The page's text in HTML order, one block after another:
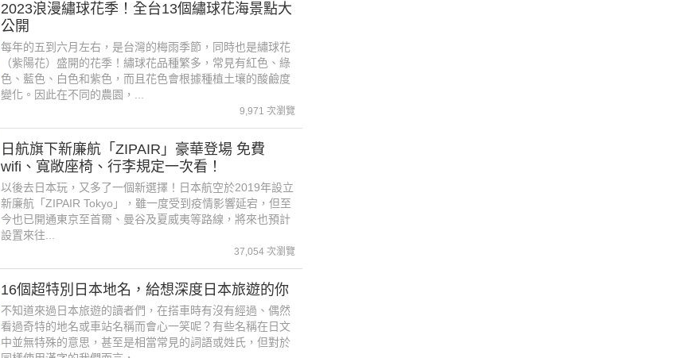
2023浪漫繡球花季！全台13個繡球花海景點大
公開
每年的五到六月左右，是台灣的梅雨季節，同時也是繡球花
（紫陽花）盛開的花季！繡球花品種繁多，常見有紅色、綠
色、藍色、白色和紫色，而且花色會根據種植土壤的酸鹼度
變化。因此在不同的農園，...
9,971 次瀏覽
日航旗下新廉航「ZIPAIR」豪華登場 免費
wifi、寬敞座椅、行李規定一次看！
以後去日本玩，又多了一個新選擇！日本航空於2019年設立
新廉航「ZIPAIR Tokyo」，雖一度受到疫情影響延宕，但至
今也已開通東京至首爾、曼谷及夏威夷等路線，將來也預計
設置來往...
37,054 次瀏覽
16個超特別日本地名，給想深度日本旅遊的你
不知道來過日本旅遊的讀者們，在搭車時有沒有經過、偶然
看過奇特的地名或車站名稱而會心一笑呢？有些名稱在日文
中並無特殊的意思，甚至是相當常見的詞語或姓氏，但對於